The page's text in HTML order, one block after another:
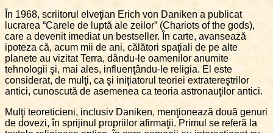
În 1968, scriitorul elveţian Erich von Daniken a publicat
lucrarea “Carele de luptă ale zeilor” (Chariots of the gods),
care a devenit imediat un bestseller. În carte, avansează
ipoteza că, acum mii de ani, călători spaţiali de pe alte
planete au vizitat Terra, dându-le oamenilor anumite
tehnologii şi, mai ales, influenţându-le religia. El este
considerat, de mulţi, ca şi iniţiatorul teoriei extratereştrilor
antici, cunoscută de asemenea ca teoria astronauţilor antici.
Mulţi teoreticieni, inclusiv Daniken, menţionează două genuri
de dovezi, în sprijinul propriilor afirmaţii. Primul se referă la